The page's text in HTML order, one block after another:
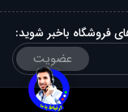
فروشگاه باخبر شوید:
عضویت